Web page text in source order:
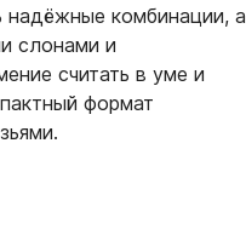
надёжные комбинации, а
слонами и
считать в уме и
формат